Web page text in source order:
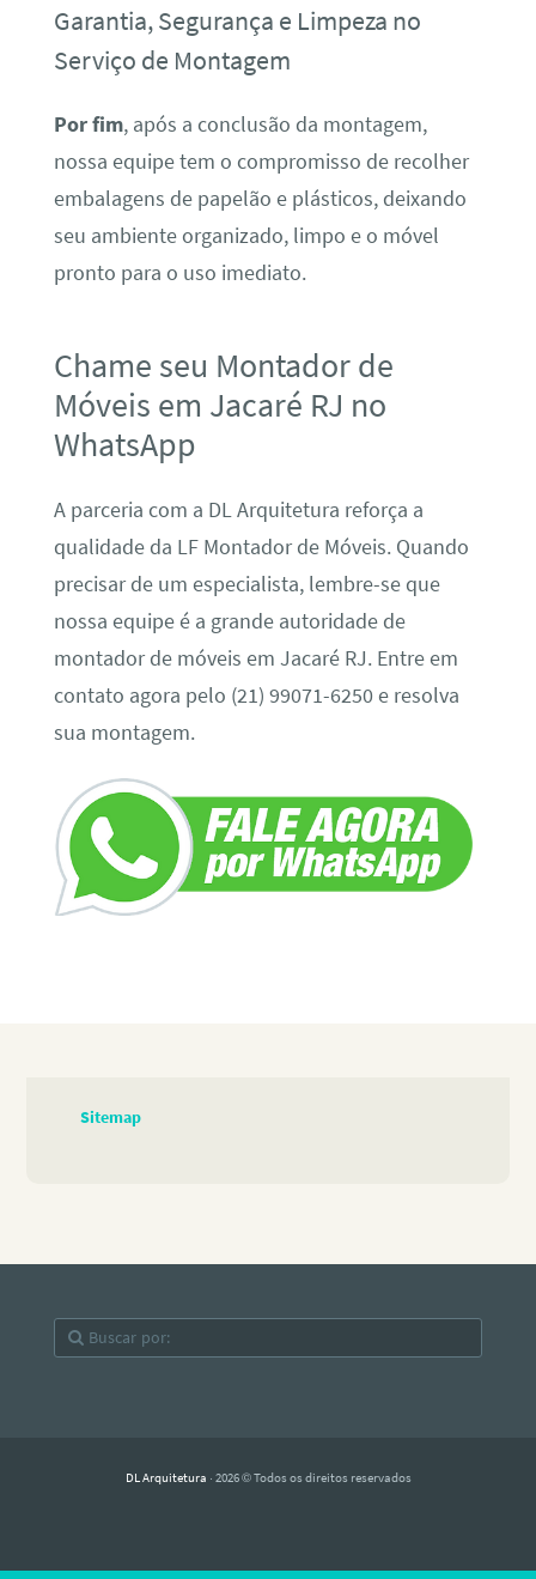
Garantia, Segurança e Limpeza no
Serviço de Montagem
Por fim, após a conclusão da montagem,
nossa equipe tem o compromisso de recolher
embalagens de papelão e plásticos, deixando
seu ambiente organizado, limpo e o móvel
pronto para o uso imediato.
Chame seu Montador de
Móveis em Jacaré RJ no
WhatsApp
A parceria com a DL Arquitetura reforça a
qualidade da LF Montador de Móveis. Quando
precisar de um especialista, lembre-se que
nossa equipe é a grande autoridade de
montador de móveis em Jacaré RJ. Entre em
contato agora pelo (21) 99071-6250 e resolva
sua montagem.
Sitemap
DL Arquitetura · 2026 © Todos os direitos reservados